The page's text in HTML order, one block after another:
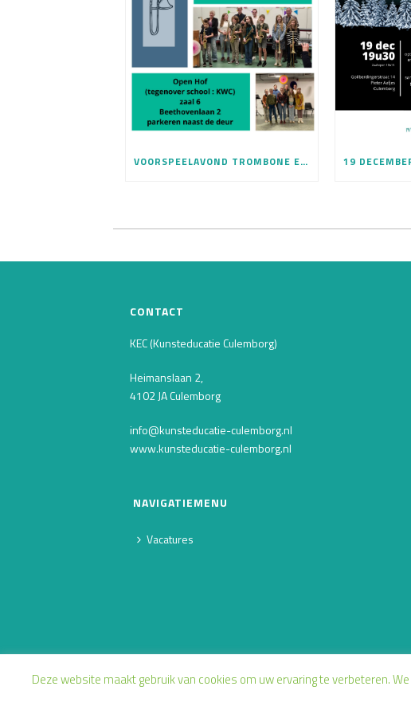
VOORSPEELAVOND TROMBONE EN SAXOFOON 28 MEI
CONTACT
KEC (Kunsteducatie Culemborg)
Heimanslaan 2,
4102 JA Culemborg
info@kunsteducatie-culemborg.nl
www.kunsteducatie-culemborg.nl
NAVIGATIEMENU
Vacatures
Copyright 2019 / Design byO Merel
Deze website maakt gebruik van cookies om uw ervaring te verbeteren.